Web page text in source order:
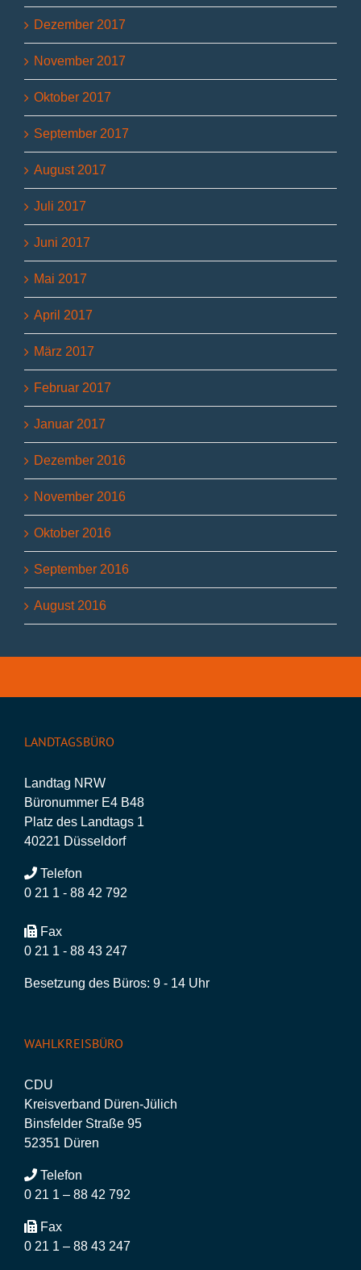
Dezember 2017
November 2017
Oktober 2017
September 2017
August 2017
Juli 2017
Juni 2017
Mai 2017
April 2017
März 2017
Februar 2017
Januar 2017
Dezember 2016
November 2016
Oktober 2016
September 2016
August 2016
LANDTAGSBÜRO
Landtag NRW
Büronummer E4 B48
Platz des Landtags 1
40221 Düsseldorf
Telefon
0 21 1 - 88 42 792
Fax
0 21 1 - 88 43 247
Besetzung des Büros: 9 - 14 Uhr
WAHLKREISBÜRO
CDU
Kreisverband Düren-Jülich
Binsfelder Straße 95
52351 Düren
Telefon
0 21 1 – 88 42 792
Fax
0 21 1 – 88 43 247